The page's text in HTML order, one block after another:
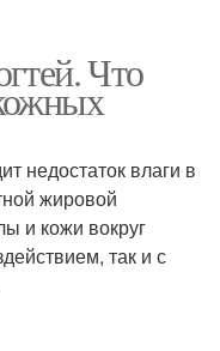
Что
недостаток влаги в
жировой
и кожи вокруг
так и с